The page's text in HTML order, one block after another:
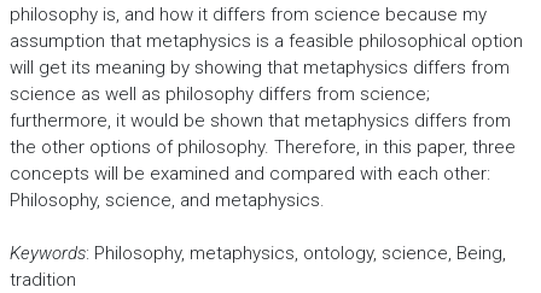
philosophy is, and how it differs from science because my
assumption that metaphysics is a feasible philosophical option
will get its meaning by showing that metaphysics differs from
science as well as philosophy differs from science;
furthermore, it would be shown that metaphysics differs from
the other options of philosophy. Therefore, in this paper, three
concepts will be examined and compared with each other:
Philosophy, science, and metaphysics.
Keywords: Philosophy, metaphysics, ontology, science, Being,
tradition